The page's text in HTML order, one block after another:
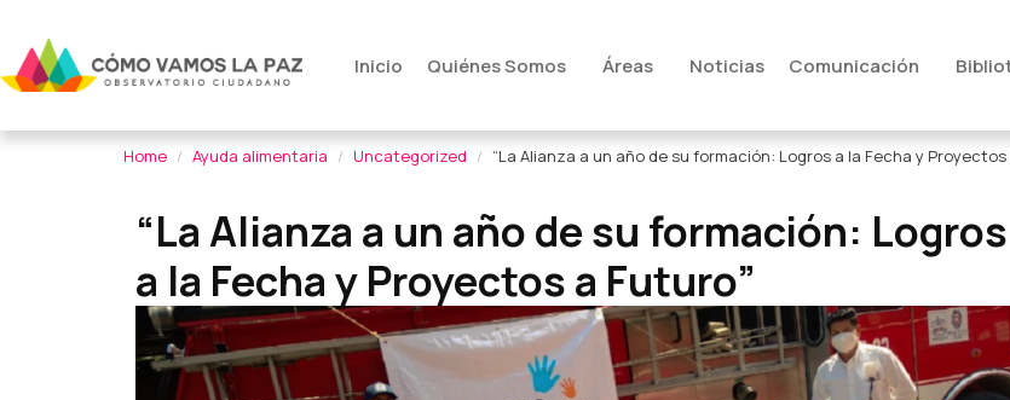
Inicio Quiénes Somos Áreas Noticias Comunicación
Home Ayuda alimentaria Uncategorized “La Alianza a un año de su formación: Logros a la Fecha y Proyectos
“La Alianza a un año de su formación: Logros
a la Fecha y Proyectos a Futuro”